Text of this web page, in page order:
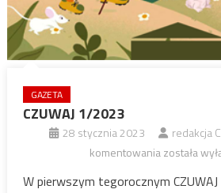
GAZETA
CZUWAJ 1/2023
28 stycznia 2023 redakcja
komentowaniaCZUWAJ
została
W pierwszym tegorocznym CZUWAJ